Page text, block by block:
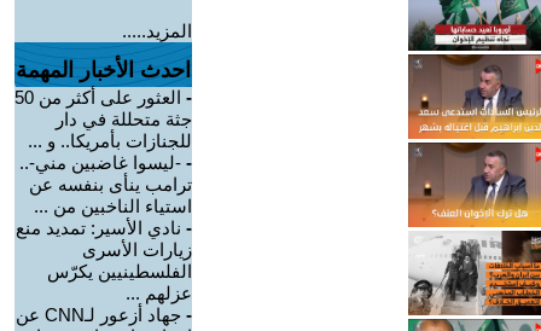
المزيد.....
احدث الأخبار المهمة
-
العثور على أكثر من 50
جثة متحللة في دار
للجنازات بأمريكا.. و ...
- -ليسوا غاضبين مني-..
ترامب ينأى بنفسه عن
استياء الناخبين من ...
- نادي الأسير: تمديد منع
زيارات الأسرى
الفلسطينيين يكرّس
عزلهم ...
-
جهاد أزعور لـCNN عن